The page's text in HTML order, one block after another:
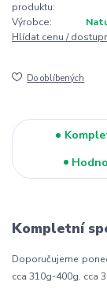
produktu:
Výrobce:
Hlídat cenu /
Do oblíbených
Kompletní
Doporučujeme
cca 310g-400g. cca